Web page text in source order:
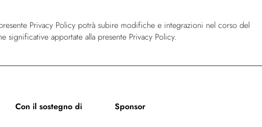
Privacy Policy potrà subire modifiche e integrazioni nel corso del
apportate alla presente Privacy Policy.
Con il sostegno di Sponsor